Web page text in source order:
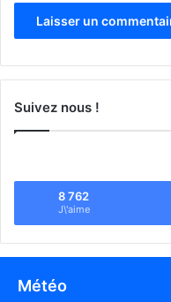
Suivez nous !
8 762
J\'aime
Météo